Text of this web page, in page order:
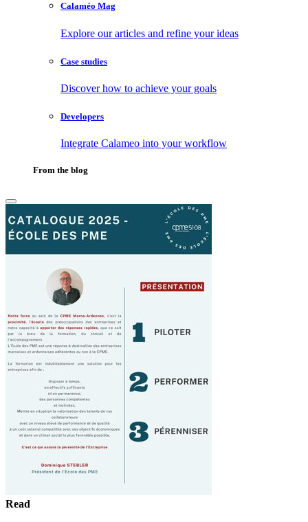
Calaméo Mag
Explore our articles and refine your ideas
Case studies
Discover how to achieve your goals
Developers
Integrate Calameo into your workflow
From the blog
Read